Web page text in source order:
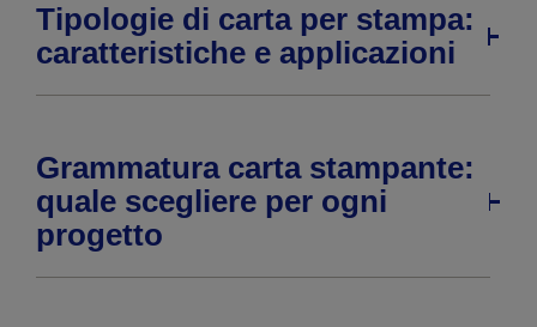
Tipologie di carta per stampa:
caratteristiche e applicazioni
Grammatura carta stampante:
quale scegliere per ogni
progetto